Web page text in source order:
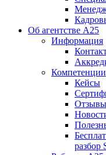
Об агентстве А25
Информация
Компетенции
Кейсы
Отзывы
разбор